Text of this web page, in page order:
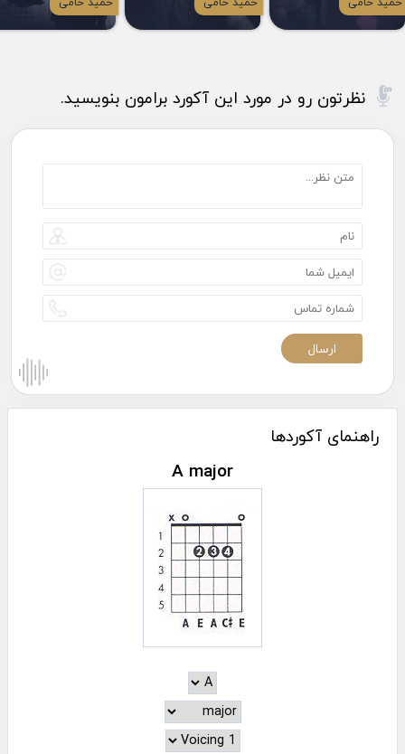
نظرتون رو در مورد این آکورد برامون بنویسید.
راهنمای آکوردها
A major